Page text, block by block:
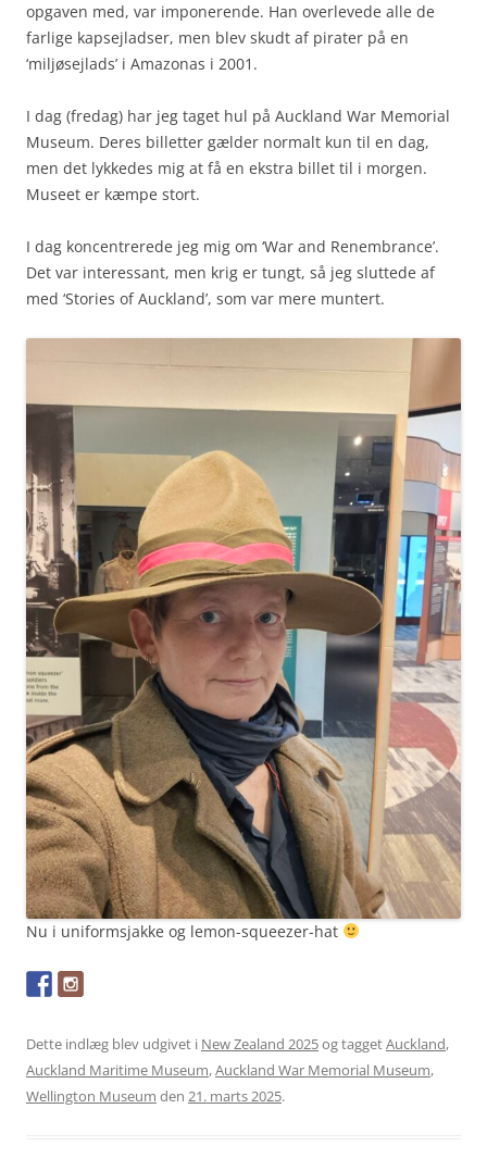
opgaven med, var imponerende. Han overlevede alle de
farlige kapsejladser, men blev skudt af pirater på en
‘miljøsejlads’ i Amazonas i 2001.
I dag (fredag) har jeg taget hul på Auckland War Memorial
Museum. Deres billetter gælder normalt kun til en dag,
men det lykkedes mig at få en ekstra billet til i morgen.
Museet er kæmpe stort.
I dag koncentrerede jeg mig om ‘War and Renembrance’.
Det var interessant, men krig er tungt, så jeg sluttede af
med ‘Stories of Auckland’, som var mere muntert.
Nu i uniformsjakke og lemon-squeezer-hat
Dette indlæg blev udgivet i New Zealand 2025og taggetAuckland,
Auckland Maritime Museum,Auckland War Memorial Museum,
Wellington Museum den 21. marts 2025.